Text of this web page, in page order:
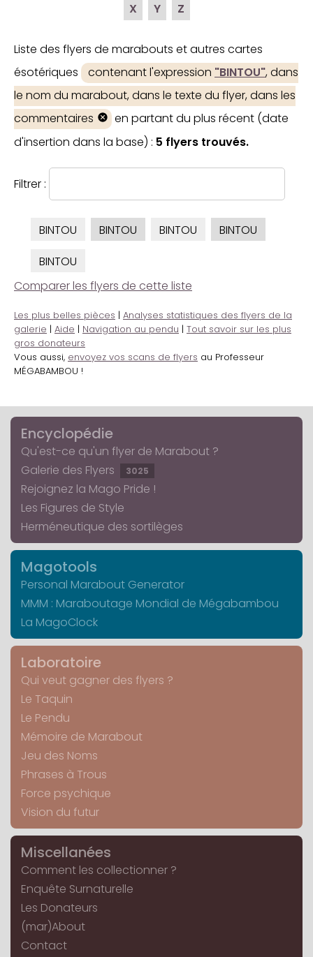
X
Y Z
Liste des flyers de marabouts et autres cartes
ésotériques
contenant l'expression "BINTOU", dans
le nom du marabout, dans le texte du flyer, dans les
commentaires
en partant du plus récent (date
d'insertion dans la base) : 5 flyers trouvés.
Filtrer :
BINTOU BINTOU BINTOU
BINTOU
BINTOU
Comparer les flyers de cette liste
Les plus belles pièces | Analyses statistiques des flyers de la
galerie | Aide | Navigation au pendu | Tout savoir sur les plus
gros donateurs
Vous aussi, envoyez vos scans de flyers au Professeur
MÉGABAMBOU !
Encyclopédie
Qu'est-ce qu'un flyer de Marabout ?
Galerie des Flyers
3025
Rejoignez la Mago Pride !
Les Figures de Style
Herméneutique des sortilèges
Magotools
Personal Marabout Generator
MMM : Maraboutage Mondial de Mégabambou
La MagoClock
Laboratoire
Qui veut gagner des flyers ?
Le Taquin
Le Pendu
Mémoire de Marabout
Jeu des Noms
Phrases à Trous
Force psychique
Vision du futur
Miscellanées
Comment les collectionner ?
Enquête Surnaturelle
Les Donateurs
(mar)About
Contact